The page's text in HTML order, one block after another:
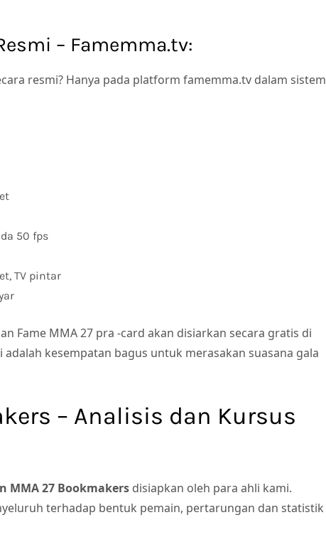
– Famemma.tv:
resmi? Hanya pada platform famemma.tv dalam sistem
50 fps
TV pintar
Fame MMA 27 pra -card akan disiarkan secara gratis di
adalah kesempatan bagus untuk merasakan suasana gala
– Analisis dan Kursus
MMA 27 Bookmakers disiapkan oleh para ahli kami.
terhadap bentuk pemain, pertarungan dan statistik